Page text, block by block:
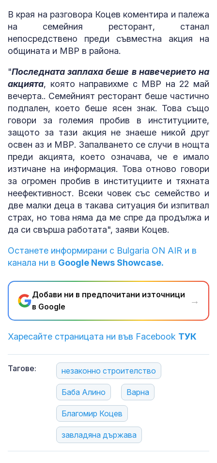
В края на разговора Коцев коментира и палежа
на семейния ресторант, станал
непосредствено преди съвместна акция на
общината и МВР в района.
"Последната заплаха беше в навечерието на
акцията, която направихме с МВР на 22 май
вечерта.. Семейният ресторант беше частично
подпален, което беше ясен знак. Това също
говори за големия пробив в институциите,
защото за тази акция не знаеше никой друг
освен аз и МВР. Запалването се случи в нощта
преди акцията, което означава, че е имало
изтичане на информация. Това отново говори
за огромен пробив в институциите и тяхната
неефективност. Всеки човек със семейство и
две малки деца в такава ситуация би изпитвал
страх, но това няма да ме спре да продължа и
да си свърша работата", заяви Коцев.
Останете информирани с Bulgaria ON AIR и в
канала ни в Google News Showcase.
Добави ни в предпочитани източници
в Google
→
Харесайте страницата ни във Facebook ТУК
Тагове: незаконно строителство
Баба Алино Варна
Благомир Коцев
завладяна държава